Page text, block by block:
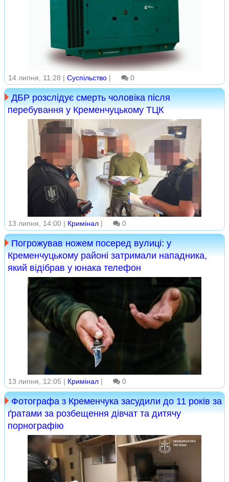
14 липня, 11:28 | Суспільство | 0
ДБР розслідує смерть чоловіка після
перебування у Кременчуцькому ТЦК
13 липня, 14:00 | Кримінал | 0
Погрожував ножем посеред вулиці: у
Кременчуцькому районі затримали нападника,
який відібрав у юнака телефон
13 липня, 12:05 | Кримінал | 0
Фотографа з Кременчука засудили до 11 років за
ґратами за розбещення дівчат та дитячу
порнографію